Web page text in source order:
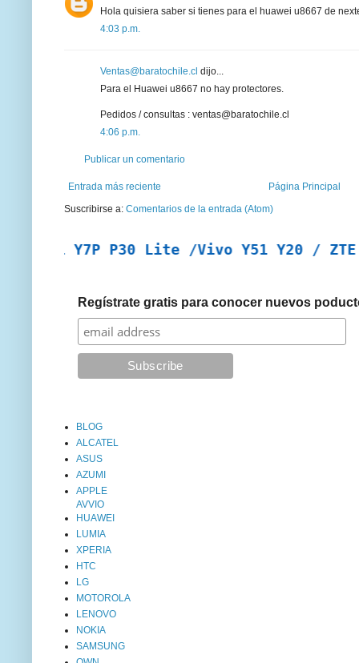
Hola quisiera saber si tienes para el huawei u8667 de
4:03 p.m.
Ventas@baratochile.cl dijo...
Para el Huawei u8667 no hay protectores.
Pedidos / consultas : ventas@baratochile.cl
4:06 p.m.
Publicar un comentario
Entrada más reciente
Página Principal
Suscribirse a: Comentarios de la entrada (Atom)
P30 Lite /Vivo Y51 Y20 / ZTE A7
Regístrate gratis para conocer nuevos
BLOG
ALCATEL
ASUS
AZUMI
APPLE
AVVIO
HUAWEI
LUMIA
XPERIA
HTC
LG
MOTOROLA
LENOVO
NOKIA
SAMSUNG